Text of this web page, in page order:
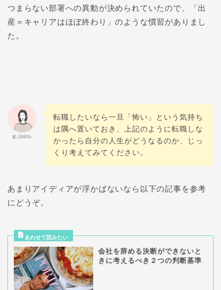
つまらない部署への異動が決められていたので、「出
産＝キャリアはほぼ終わり」のような慣習がありまし
た。
私-SARA-
転職したいなら一旦「怖い」という気持ち
は隅へ置いておき、上記のように転職しな
かったら自分の人生がどうなるのか、じっ
くり考えてみてください。
あまりアイディアが浮かばないなら以下の記事を参考
にどうぞ。
会社を辞める決断ができないと
きに考えるべき２つの判断基準